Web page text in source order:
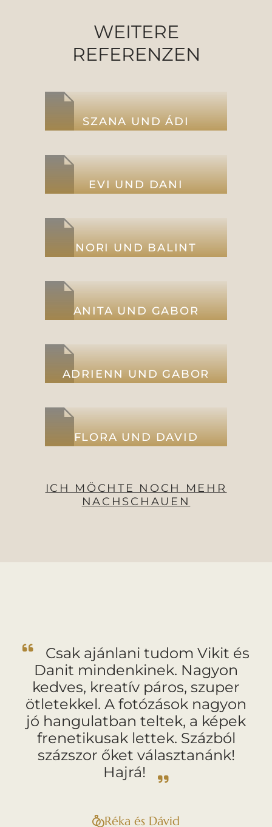
WEITERE
REFERENZEN
SZANA UND ÁDI
EVI UND DANI
NORI UND BALINT
ANITA UND GABOR
ADRIENN UND GABOR
FLORA UND DAVID
ICH MÖCHTE NOCH MEHR
NACHSCHAUEN
Csak ajánlani tudom Vikit és
Danit mindenkinek. Nagyon
kedves, kreatív páros, szuper
ötletekkel. A fotózások nagyon
jó hangulatban teltek, a képek
frenetikusak lettek. Százból
százszor őket választanánk!
Hajrá!
Réka és Dávid